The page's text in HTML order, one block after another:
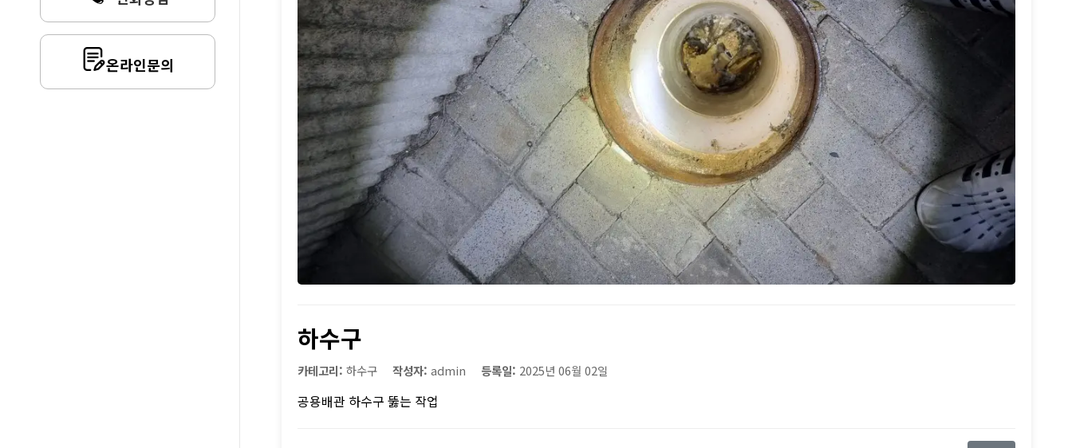
온라인문의
하수구
카테고리: 하수구 작성자: admin 등록일: 2025년 06월 02일
공용배관 하수구 뚫는 작업